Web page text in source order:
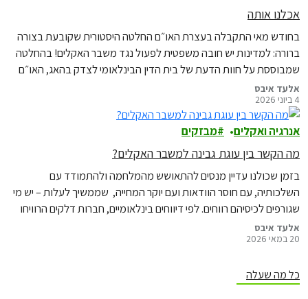
אכלנו אותה
בחודש מאי התקבלה בעצרת האו״ם החלטה היסטורית שקובעת בצורה
ברורה: למדינות יש חובה משפטית לפעול נגד משבר האקלים! בהחלטה
שמבוססת על חוות הדעת של בית הדין הבינלאומי לצדק בהאג, האו״ם
למעשה אומר, לראשונה, בצורה מאוד ברורה, שמדינות שלא פועלות
מספיק נגד משבר האקלים עלולות להפר את המשפט הבינלאומי, ואף
לשאת
אלעד איבס
4 ביוני 2026
אנרגיה ואקלים מבזקים
מה הקשר בין עוגת גבינה למשבר האקלים?
בזמן שכולנו עדיין מנסים להתאושש מהמלחמה ולהתמודד עם
השלכותיה, עם חוסר הוודאות ועם יוקר המחייה, שממשיך לעלות – יש מי
שגורפים לכיסיהם רווחים. לפי דיווחים בינלאומיים, חברות דלקים הרוויחו
יותר מ־30 מיליון דולר נוספים על כל שעה של מלחמה, ובמקביל, גם
מחירי הדשנים הכימיים בעולם מזנקים – מה שמוביל לעלייה נוספת
אלעד איבס
20 במאי 2026
כל מה שעלה